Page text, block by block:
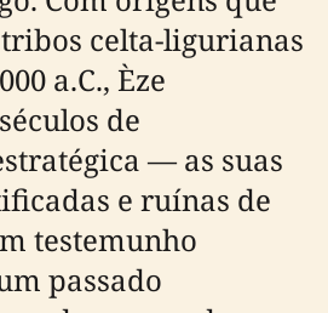
celta-ligurianas
a.C., Èze
de
— as suas
e ruínas de
testemunho
passado